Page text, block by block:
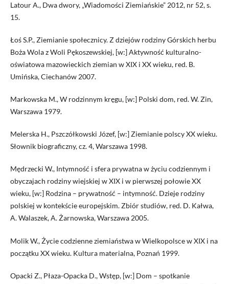
Latour A., Dwa dwory, „Wiadomości Ziemiańskie” 2012, nr 52, s.
15.
Łoś S.P., Ziemianie społecznicy. Z dziejów rodziny Górskich herbu
Boża Wola z Woli Pękoszewskiej, [w:] Aktywność kulturalno-
oświatowa mazowieckich ziemian w XIX i XX wieku, red. B.
Umińska, Ciechanów 2007.
Markowska M., W rodzinnym kręgu, [w:] Polski dom, red. W. Zin,
Warszawa 1979.
Melerska H., Pszczółkowski Józef, [w:] Ziemianie polscy XX wieku.
Słownik biograficzny, cz. 4, Warszawa 1998.
Mędrzecki W., Intymność i sfera prywatna w życiu codziennym i
obyczajach rodziny wiejskiej w XIX i w pierwszej połowie XX
wieku, [w:] Rodzina – prywatność – intymność. Dzieje rodziny
polskiej w kontekście europejskim. Zbiór studiów, red. D. Kałwa,
A. Walaszek, A. Żarnowska, Warszawa 2005.
Molik W., Życie codzienne ziemiaństwa w Wielkopolsce w XIX i na
początku XX wieku. Kultura materialna, Poznań 1999.
Opacki Z., Płaza-Opacka D., Wstęp, [w:] Dom – spotkanie